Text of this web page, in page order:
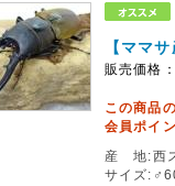
【ママ
販売価格
この商品
会員ポイ
産 地:西
サイズ